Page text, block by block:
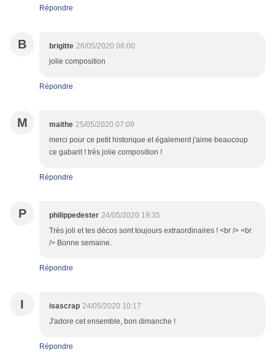
Répondre
B brigitte 26/05/2020 06:00
jolie composition
Répondre
M maithe 25/05/2020 07:09
merci pour ce petit historique et également j'aime beaucoup
ce gabarit ! très jolie composition !
Répondre
P philippedester 24/05/2020 19:35
Très joli et tes décos sont toujours extraordinaires ! <br /> <br
/> Bonne semaine.
Répondre
I isascrap 24/05/2020 10:17
J'adore cet ensemble, bon dimanche !
Répondre